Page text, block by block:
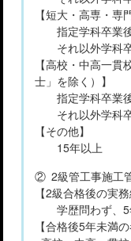
【短大・高専・専
指定学科卒業
それ以外学科卒
【高校・中高一
士」を除く）】
指定学科卒業
それ以外学科卒
【その他】
15年以上
② 2級管工事施工
【2級合格後の実務
学歴問わず、5
【合格後5年未満の